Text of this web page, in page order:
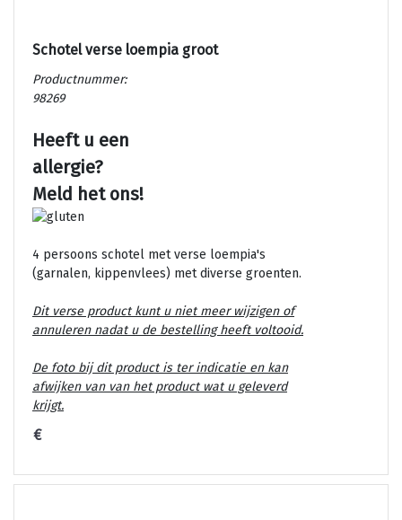
Schotel verse loempia groot
Productnummer:
98269
Heeft u een
allergie?
Meld het ons!
4 persoons schotel met verse loempia's
(garnalen, kippenvlees) met diverse groenten.
Dit verse product kunt u niet meer wijzigen of
annuleren nadat u de bestelling heeft voltooid.
De foto bij dit product is ter indicatie en kan
afwijken van van het product wat u geleverd
krijgt.
€